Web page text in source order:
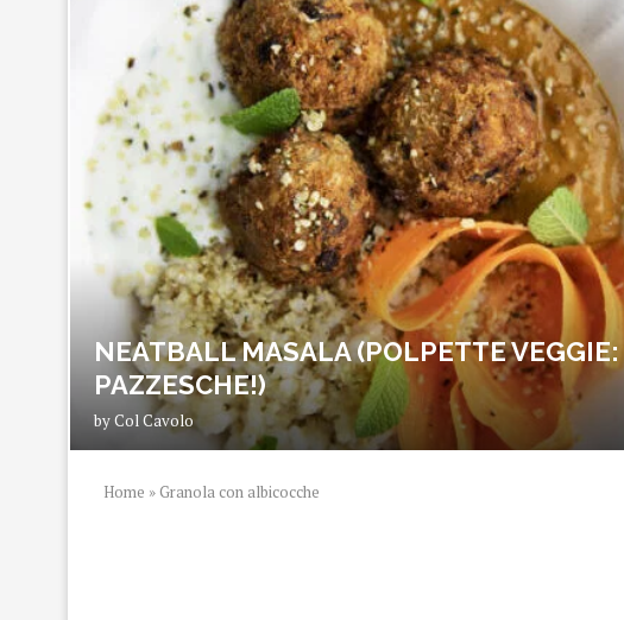
NEATBALL MASALA (POLPETTE VEGGIE:
PAZZESCHE!)
byCol Cavolo
Home » Granola con albicocche